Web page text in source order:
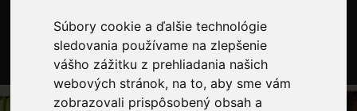
Súbory cookie a ďalšie technológie
sledovania používame na zlepšenie
vášho zážitku z prehliadania našich
webových stránok, na to, aby sme vám
zobrazovali prispôsobený obsah a